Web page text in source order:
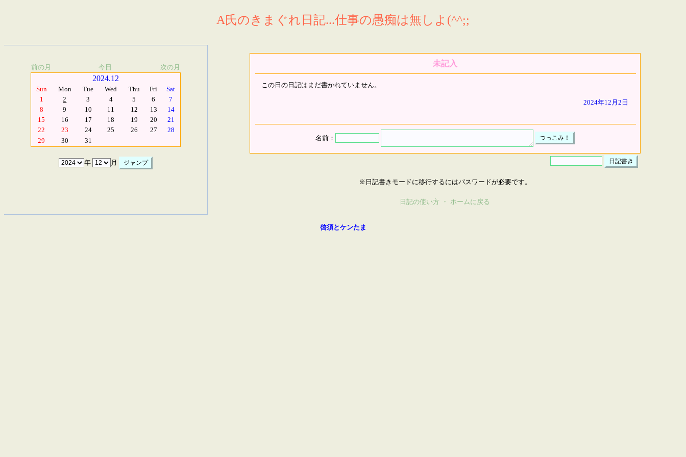
A氏のきまぐれ日記...仕事の愚痴は無しよ(^^;;
前の月 今日 次の月
2024.12
Sun Mon Tue Wed Thu Fri
Sat
1
2 3 4 5 6
7
8
9 10 11 12 13
14
15
16 17 18 19 20
21
22
23 24 25 26 27
28
29
30 31
年 月
未記入
この日の日記はまだ書かれていません。
2024年12月2日
名前：
※日記書きモードに移行するにはパスワードが必要です。
日記の使い方 ・ ホームに戻る
啓須とケンたま